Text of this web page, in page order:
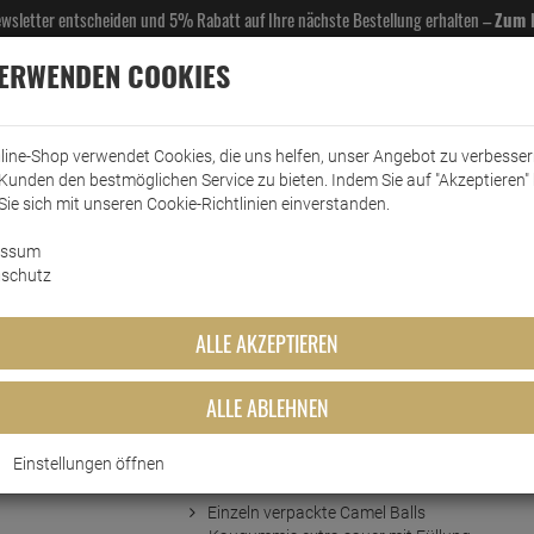
entscheiden und 5% Rabatt auf Ihre nächste Bestellung erhalten –Zum
& GASTROBEDARF DROGERIE KÜCHE & HAUSHALT KFZ
Kaugummis
Balls 200 Stück
Einzeln verpackte Camel Balls
COOKIES
Shop verwendet Cookies, die uns helfen, unser Angebot zu
den bestmöglichen Service zu bieten. Indem Sie auf "Akzeptieren"
sich mit unseren Cookie-Richtlinien einverstanden.
ALLE AKZEPTIEREN
ALLE ABLEHNEN
Einstellungen öffnen